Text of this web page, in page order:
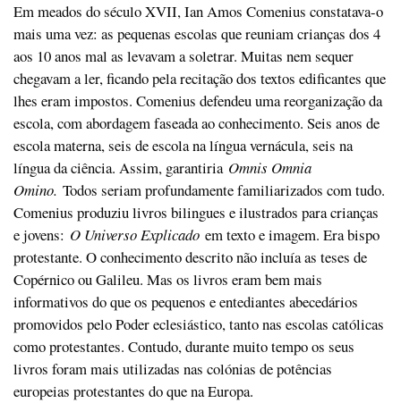
Em meados do século XVII, Ian Amos Comenius constatava-o
mais uma vez: as pequenas escolas que reuniam crianças dos 4
aos 10 anos mal as levavam a soletrar. Muitas nem sequer
chegavam a ler, ficando pela recitação dos textos edificantes que
lhes eram impostos. Comenius defendeu uma reorganização da
escola, com abordagem faseada ao conhecimento. Seis anos de
escola materna, seis de escola na língua vernácula, seis na
língua da ciência. Assim, garantiria Omnis Omnia
Omino. Todos seriam profundamente familiarizados com tudo.
Comenius produziu livros bilingues e ilustrados para crianças
e jovens: O Universo Explicado em texto e imagem. Era bispo
protestante. O conhecimento descrito não incluía as teses de
Copérnico ou Galileu. Mas os livros eram bem mais
informativos do que os pequenos e entediantes abecedários
promovidos pelo Poder eclesiástico, tanto nas escolas católicas
como protestantes. Contudo, durante muito tempo os seus
livros foram mais utilizadas nas colónias de potências
europeias protestantes do que na Europa.